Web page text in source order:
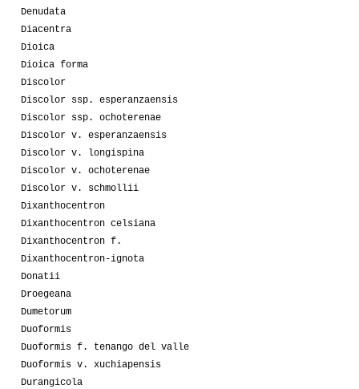
Denudata
Diacentra
Dioica
Dioica forma
Discolor
Discolor ssp. esperanzaensis
Discolor ssp. ochoterenae
Discolor v. esperanzaensis
Discolor v. longispina
Discolor v. ochoterenae
Discolor v. schmollii
Dixanthocentron
Dixanthocentron celsiana
Dixanthocentron f.
Dixanthocentron-ignota
Donatii
Droegeana
Dumetorum
Duoformis
Duoformis f. tenango del valle
Duoformis v. xuchiapensis
Durangicola